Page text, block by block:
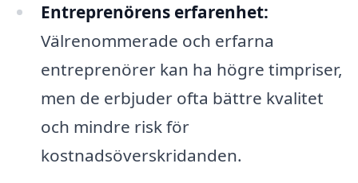
Entreprenörens erfarenhet:
Välrenommerade och erfarna
entreprenörer kan ha högre timpriser,
men de erbjuder ofta bättre kvalitet
och mindre risk för
kostnadsöverskridanden.